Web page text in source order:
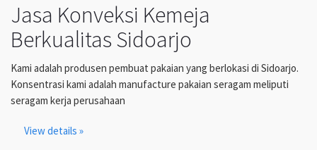
Jasa Konveksi Kemeja
Berkualitas Sidoarjo
Kami adalah produsen pembuat pakaian yang berlokasi di Sidoarjo.
Konsentrasi kami adalah manufacture pakaian seragam meliputi
seragam kerja perusahaan
View details »